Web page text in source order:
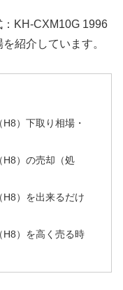
KH-CXM10G 1996
紹介しています。
）下取り相場・
H8）の売却（処
）を出来るだけ
）を高く売る時